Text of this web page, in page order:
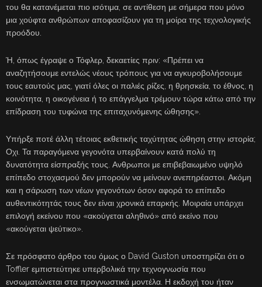
του θα κατανέμεται πιο ισότιμα, σε αντίθεση με σήμερα που μόνο
μια χούφτα ανθρώπων αποφασίζουν για τη μοίρα της τεχνολογικής
προόδου.
Ή, όπως έγραψε ο Τόφλερ, δεκαετίες πριν: «Πρέπει να
αναζητήσουμε εντελώς νέους τρόπους για να αγκυροβολήσουμε
τους εαυτούς μας, γιατί όλες οι παλιές ρίζες, η θρησκεία, το έθνος, η
κοινότητα, η οικογένεια ή το επάγγελμα τρέμουν τώρα κάτω από την
επίδραση του τυφώνα της επιταχυνόμενης ώθησης».
Υπήρξε ποτέ άλλη τέτοιας εκθετικής ταχύτητας ώθηση στην ιστορία;
Οχι. Τα παραγόμενα γεγονότα υπερβαίνουν κατά πολύ τη
δυνατότητα είσπραξής τους. Ανθρωποι με επιβεβαιωμένο υψηλό
επίπεδο στοχασμού δεν μπορούν να μείνουν ανεπηρέαστοι. Ακόμη
και η σάρωση των νέων γεγονότων όσον αφορά το επίπεδο
αυθεντικότητάς τους δεν είναι χρονικά επαρκής. Μοιραία υπάρχει
επιλογή εκείνου που «ακούγεται αληθινό» από εκείνο που
«ακούγεται ψεύτικο».
Σε πρόσφατο άρθρο του όμως ο David Guston υποστηρίζει ότι ο
Toffler εμπιστεύτηκε υπερβολικά την τεχνογνωσία που
ενσωματώνεται στα προγνωστικά μοντέλα. Η εκδοχή του ήταν